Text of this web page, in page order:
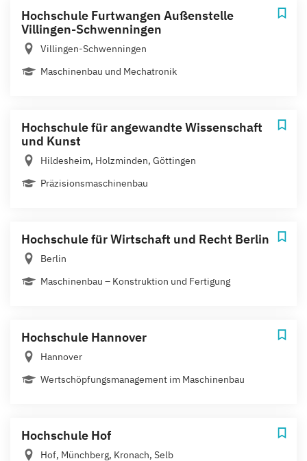
Hochschule Furtwangen Außenstelle
Villingen-Schwenningen
Villingen-Schwenningen
Maschinenbau und Mechatronik
Hochschule für angewandte Wissenschaft
und Kunst
Hildesheim, Holzminden, Göttingen
Präzisionsmaschinenbau
Hochschule für Wirtschaft und Recht Berlin
Berlin
Maschinenbau – Konstruktion und Fertigung
Hochschule Hannover
Hannover
Wertschöpfungsmanagement im Maschinenbau
Hochschule Hof
Hof, Münchberg, Kronach, Selb